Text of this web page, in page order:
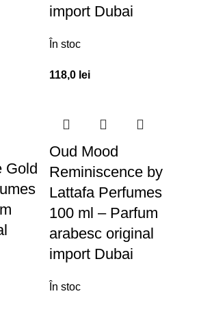
import Dubai
În stoc
118,0 lei
Gold
Oud Mood
Reminiscence by
Lattafa Perfumes
100 ml – Parfum
arabesc original
import Dubai
În stoc